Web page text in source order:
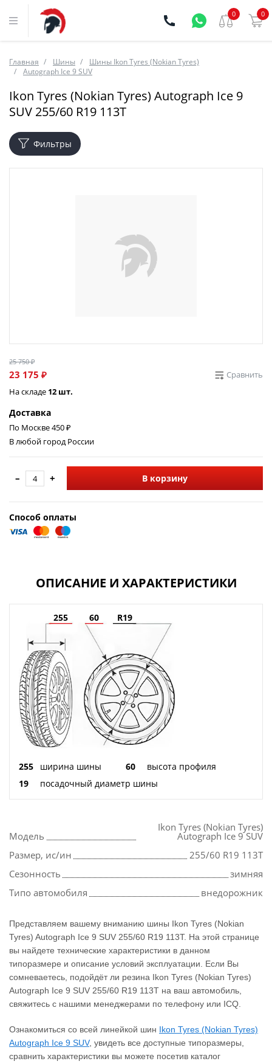
0 0
Главная Шины
Шины Ikon Tyres (Nokian Tyres)
Autograph Ice 9 SUV
Ikon Tyres (Nokian Tyres) Autograph Ice 9
SUV 255/60 R19 113T
Фильтры
25 750 ₽
23 175 ₽
Сравнить
На складе 12 шт.
Доставка
По Москве 450 ₽
В любой город России
– + В корзину
Способ оплаты
ОПИСАНИЕ И ХАРАКТЕРИСТИКИ
255 60 R19
255 ширина шины 60
высота профиля
19
посадочный диаметр шины
Модель
Ikon Tyres (Nokian Tyres)
Autograph Ice 9 SUV
Размер, ис/ин
255/60 R19 113T
Сезонность
зимняя
Типо автомобиля
внедорожник
Представляем вашему вниманию шины Ikon Tyres (Nokian
Tyres) Autograph Ice 9 SUV 255/60 R19 113T. На этой странице
вы найдете технические характеристики в данном
типоразмере и описание условий эксплуатации. Если Вы
сомневаетесь, подойдёт ли резина Ikon Tyres (Nokian Tyres)
Autograph Ice 9 SUV 255/60 R19 113T на ваш автомобиль,
свяжитесь с нашими менеджерами по телефону или ICQ.
Ознакомиться со всей линейкой шин Ikon Tyres (Nokian Tyres)
Autograph Ice 9 SUV, увидеть все доступные типоразмеры,
сравнить характеристики вы можете посетив каталог